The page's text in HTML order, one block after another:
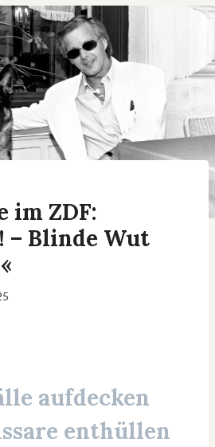
im ZDF:
Blinde Wut
aufdecken
enthüllen